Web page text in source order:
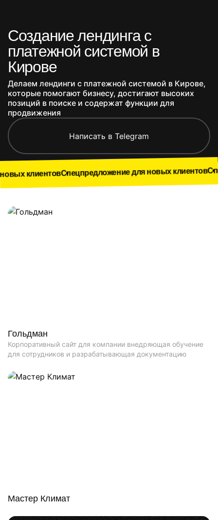
Создание лендинга с
платежной системой в
Кирове
Делаем лендинги с платежной системой в Кирове,
которые помогают бизнесу, достигают высоких
позиций в поиске и содержат функции для
продвижения
Написать в Telegram
Спецпредложение для новых клиентов
Наши работы
Гольдман
Корпоративный сайт для компании внедряющая обучение
для сотрудников и разрабатывающая документацию
Мастер Климат